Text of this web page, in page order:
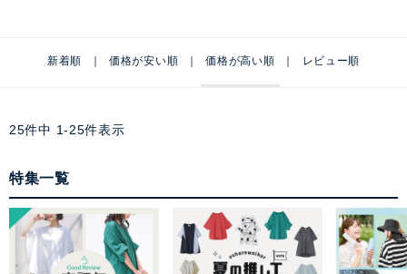
新着順 価格が安い順 価格が高い順 レビュー順
25件中 1-25件表示
特集一覧